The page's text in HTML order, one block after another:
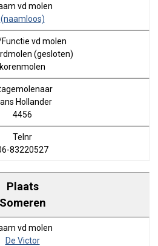
(naamloos)
(gesloten)
korenmolen
Hollander
4456
83220527
Someren
De Victor